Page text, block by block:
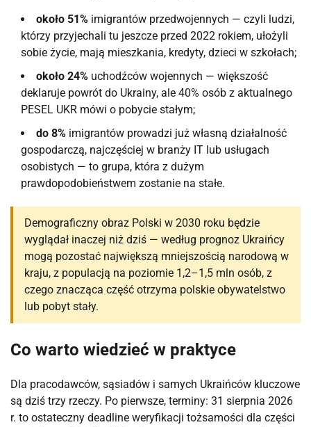
około 51% imigrantów przedwojennych — czyli ludzi,
którzy przyjechali tu jeszcze przed 2022 rokiem, ułożyli
sobie życie, mają mieszkania, kredyty, dzieci w szkołach;
około 24% uchodźców wojennych — większość
deklaruje powrót do Ukrainy, ale 40% osób z aktualnego
PESEL UKR mówi o pobycie stałym;
do 8% imigrantów prowadzi już własną działalność
gospodarczą, najczęściej w branży IT lub usługach
osobistych — to grupa, która z dużym
prawdopodobieństwem zostanie na stałe.
Demograficzny obraz Polski w 2030 roku będzie
wyglądał inaczej niż dziś — według prognoz Ukraińcy
mogą pozostać największą mniejszością narodową w
kraju, z populacją na poziomie 1,2–1,5 mln osób, z
czego znacząca część otrzyma polskie obywatelstwo
lub pobyt stały.
Co warto wiedzieć w praktyce
Dla pracodawców, sąsiadów i samych Ukraińców kluczowe
są dziś trzy rzeczy. Po pierwsze, terminy: 31 sierpnia 2026
r. to ostateczny deadline weryfikacji tożsamości dla części